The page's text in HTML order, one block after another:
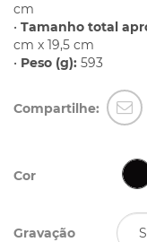
cm
• Tamanho total
cm x 19,5 cm
• Peso (g): 593
Compartilhe:
Cor
Gravação